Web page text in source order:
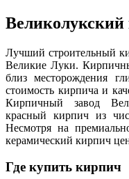
Лучший строительный
Великие Луки.
близ месторождения
стоимость кирпича и
Кирпичный завод
красный кирпич из
Несмотря на
керамический кирпич
Где купить кирпич